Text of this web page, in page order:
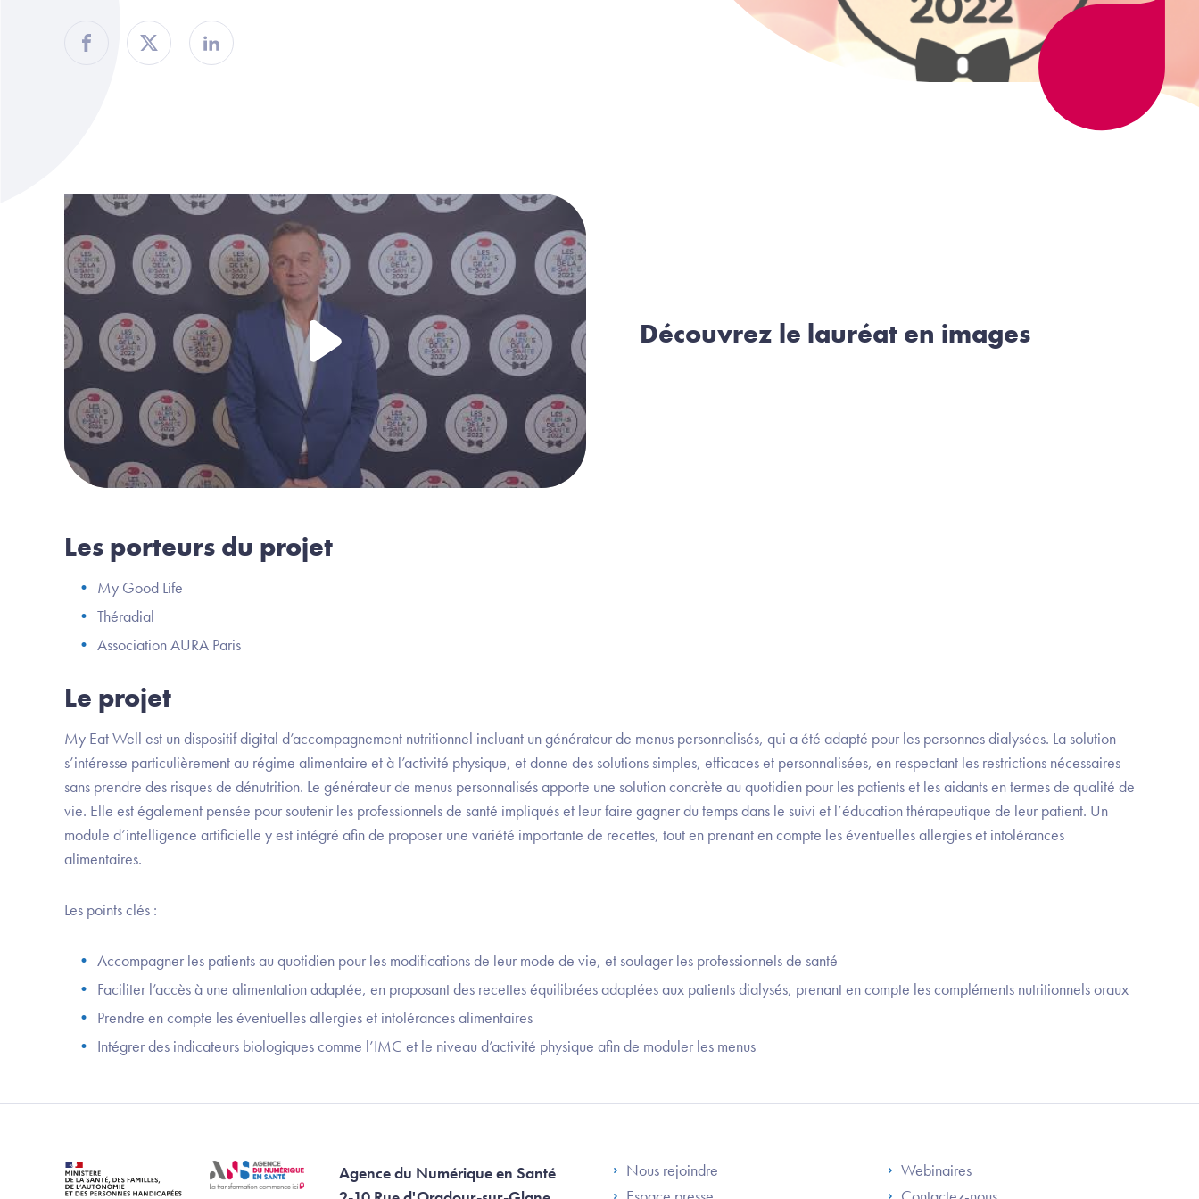
Partager sur Facebook
Partager sur TwitterPartager sur Linkedin
Découvrez le lauréat en images
Les porteurs du projet
My Good Life
Théradial
Association AURA Paris
Le projet
My Eat Well est un dispositif digital d’accompagnement nutritionnel incluant un générateur de menus personnalisés, qui a été adapté pour les personnes dialysées. La solution
s’intéresse particulièrement au régime alimentaire et à l’activité physique, et donne des solutions simples, efficaces et personnalisées, en respectant les restrictions nécessaires
sans prendre des risques de dénutrition. Le générateur de menus personnalisés apporte une solution concrète au quotidien pour les patients et les aidants en termes de qualité de
vie. Elle est également pensée pour soutenir les professionnels de santé impliqués et leur faire gagner du temps dans le suivi et l’éducation thérapeutique de leur patient. Un
module d’intelligence artificielle y est intégré afin de proposer une variété importante de recettes, tout en prenant en compte les éventuelles allergies et intolérances
alimentaires.
Les points clés :
Accompagner les patients au quotidien pour les modifications de leur mode de vie, et soulager les professionnels de santé
Faciliter l’accès à une alimentation adaptée, en proposant des recettes équilibrées adaptées aux patients dialysés, prenant en compte les compléments nutritionnels oraux
Prendre en compte les éventuelles allergies et intolérances alimentaires
Intégrer des indicateurs biologiques comme l’IMC et le niveau d’activité physique afin de moduler les menus
Agence du Numérique en Santé
Footer Left ANS
Nous rejoindre
Footer Right ANS
Webinaires